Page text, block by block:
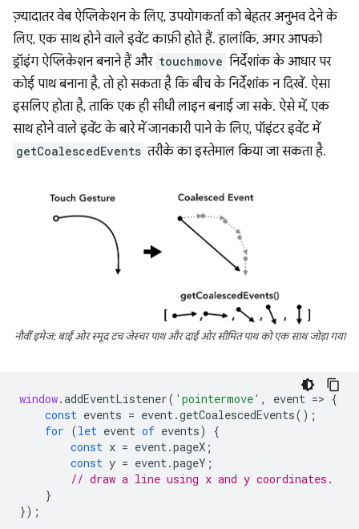
ज़्यादातर वेब ऐप्लिकेशन के लिए, उपयोगकर्ता को बेहतर अनुभव देने के
लिए, एक साथ होने वाले इवेंट काफ़ी होते हैं. हालांकि, अगर आपको
ड्रॉइंग ऐप्लिकेशन बनाने हैं और touchmove निर्देशांक के आधार पर
कोई पाथ बनाना है, तो हो सकता है कि बीच के निर्देशांक न दिखें. ऐसा
इसलिए होता है, ताकि एक ही सीधी लाइन बनाई जा सके. ऐसे में, एक
साथ होने वाले इवेंट के बारे में जानकारी पाने के लिए, पॉइंटर इवेंट में
getCoalescedEvents तरीके का इस्तेमाल किया जा सकता है.
नौवीं इमेज: बाईं ओर स्मूद टच जेस्चर पाथ और दाईं ओर सीमित पाथ को एक साथ जोड़ा गया
window.addEventListener( 'pointermove' , event => {
const events = event.getCoalescedEvents();
for (let event of events)
{
const x = event.pageX ;
const y = event.pageY ;
// draw a line using x and y coordinates.
}
});